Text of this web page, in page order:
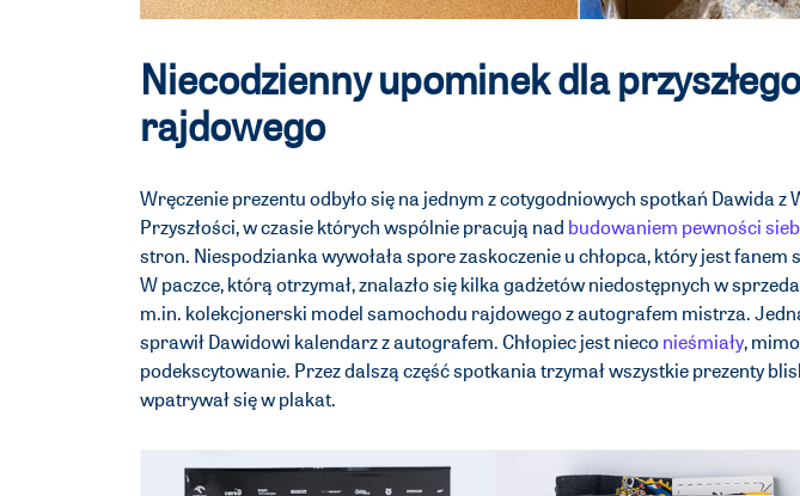
Niecodzienny upominek dla
rajdowego
Wręczenie prezentu odbyło się na jednym z cotygodniowych spotkań Dawida
Przyszłości, w czasie których wspólnie pracują nad budowaniem pewności
stron. Niespodzianka wywołała spore zaskoczenie u chłopca, który jest fanem
W paczce, którą otrzymał, znalazło się kilka gadżetów niedostępnych w
m.in. kolekcjonerski model samochodu rajdowego z autografem mistrza.
sprawił Dawidowi kalendarz z autografem. Chłopiec jest nieconieśmiały,
podekscytowanie. Przez dalszą część spotkania trzymał wszystkie prezenty
wpatrywał się w plakat.